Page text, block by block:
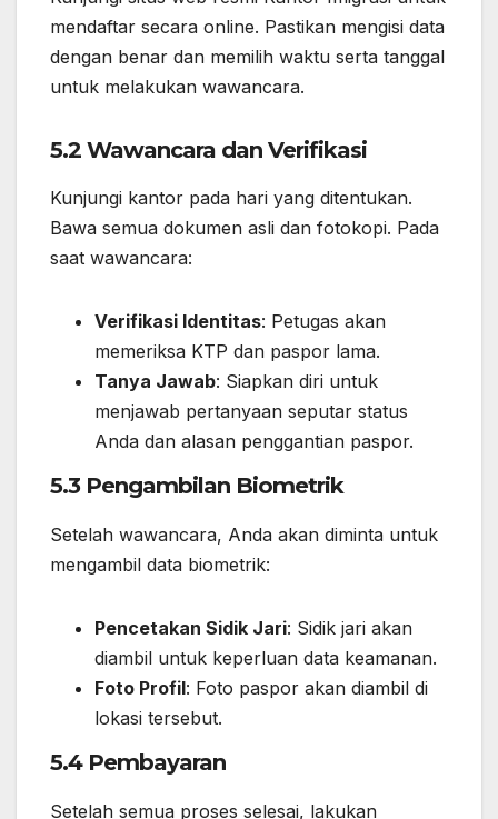
mendaftar secara online. Pastikan mengisi data
dengan benar dan memilih waktu serta tanggal
untuk melakukan wawancara.
5.2 Wawancara dan Verifikasi
Kunjungi kantor pada hari yang ditentukan.
Bawa semua dokumen asli dan fotokopi. Pada
saat wawancara:
Verifikasi Identitas: Petugas akan
memeriksa KTP dan paspor lama.
Tanya Jawab: Siapkan diri untuk
menjawab pertanyaan seputar status
Anda dan alasan penggantian paspor.
5.3 Pengambilan Biometrik
Setelah wawancara, Anda akan diminta untuk
mengambil data biometrik:
Pencetakan Sidik Jari: Sidik jari akan
diambil untuk keperluan data keamanan.
Foto Profil: Foto paspor akan diambil di
lokasi tersebut.
5.4 Pembayaran
Setelah semua proses selesai, lakukan